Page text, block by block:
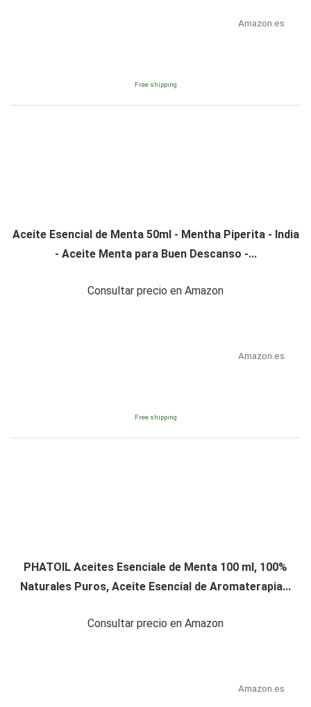
Amazon.es
Free shipping
Aceite Esencial de Menta 50ml - Mentha Piperita - India
- Aceite Menta para Buen Descanso -...
Consultar precio en Amazon
Amazon.es
Free shipping
PHATOIL Aceites Esenciale de Menta 100 ml, 100%
Naturales Puros, Aceite Esencial de Aromaterapia...
Consultar precio en Amazon
Amazon.es